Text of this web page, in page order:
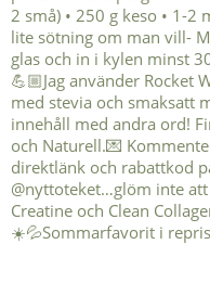
☀️💦Sommarfavorit i